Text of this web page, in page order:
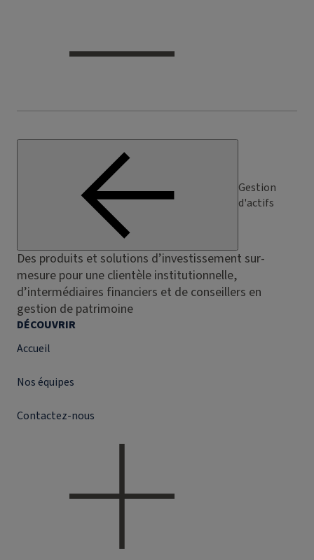
Gestion
d'actifs
Des produits et solutions d’investissement sur-
mesure pour une clientèle institutionnelle,
d’intermédiaires financiers et de conseillers en
gestion de patrimoine
DÉCOUVRIR
Accueil
Nos équipes
Contactez-nous